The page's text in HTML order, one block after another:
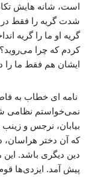
است، شانه هایش
شدت گریه را فقط
گریه او ما را گریه
کردم که چرا
ایشان هم فقط ما را
نامه ای خطاب به
نمی‌خواستم نظامی
بیابان، نرجس و
که آن دختر هراسان،
دین دیگری باشد.
پیش آمد. ایزدی‌ها